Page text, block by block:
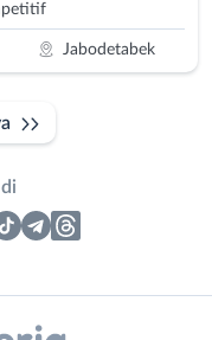
Jabodetabek